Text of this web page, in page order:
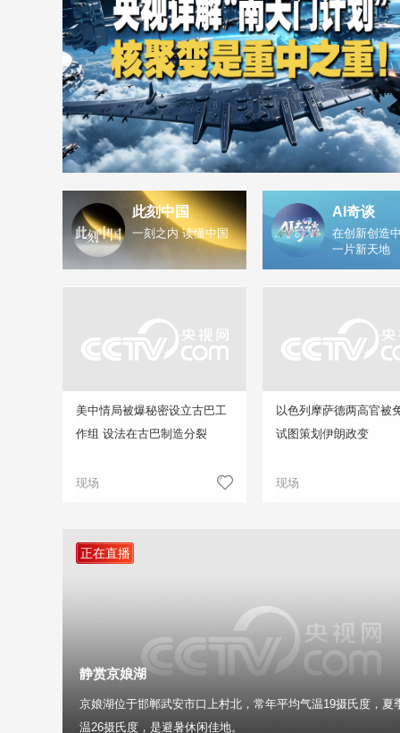
此刻中国
一刻之内 读懂中国
AI奇谈
在创新创造
一片新天地
美中情局被爆秘密设立古巴工
作组 设法在古巴制造分裂
现场
以色列摩萨德两高官被
试图策划伊朗政变
现场
正在直播
静赏京娘湖
京娘湖位于邯郸武安市口上村北，常年平均气温19摄氏度，夏
温26摄氏度，是避暑休闲佳地。